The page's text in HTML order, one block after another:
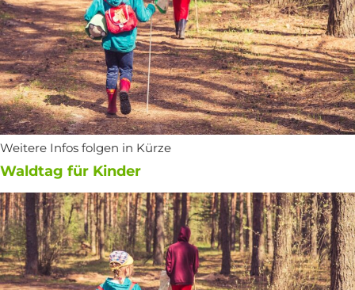
Weitere Infos folgen in Kürze
Waldtag für Kinder